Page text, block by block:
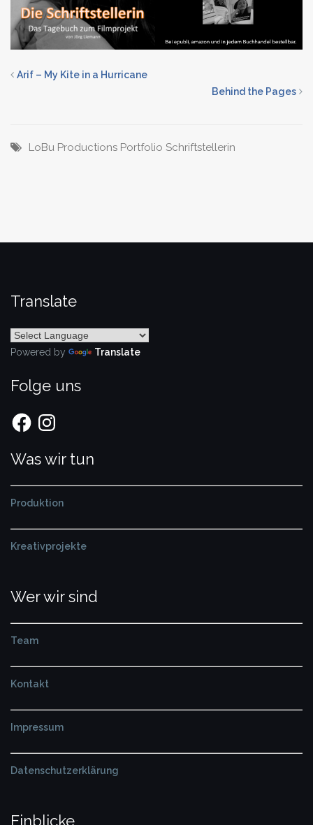
Arif – My Kite in a Hurricane
Behind the Pages
LoBu Productions Portfolio Schriftstellerin
Translate
Powered by Translate
Folge uns
FacebookInstagram
Was wir tun
Produktion
Kreativprojekte
Wer wir sind
Team
Kontakt
Impressum
Datenschutzerklärung
Einblicke